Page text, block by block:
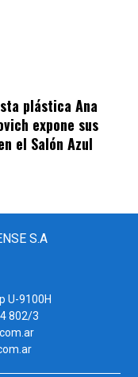
plástica Ana
expone sus
el Salón Azul
S.A
U-9100H
802/3